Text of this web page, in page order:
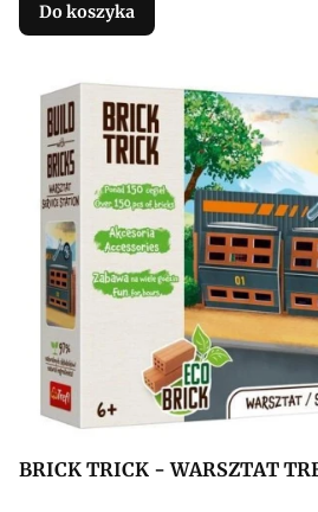
Do koszyka
BRICK TRICK - WARSZTAT